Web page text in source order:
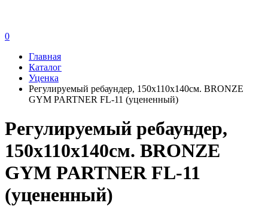
0
Главная
Каталог
Уценка
Регулируемый ребаундер, 150х110х140см. BRONZE
GYM PARTNER FL-11 (уцененный)
Регулируемый ребаундер,
150х110х140см. BRONZE
GYM PARTNER FL-11
(уцененный)